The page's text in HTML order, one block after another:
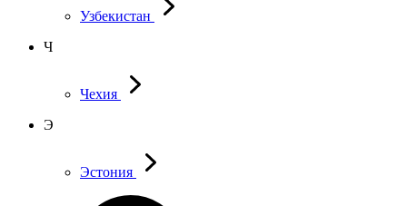
Узбекистан
Ч
Чехия
Э
Эстония